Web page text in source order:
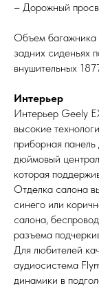
– Дорожный
Объем багажника
задних сиденьях
внушительных
Интерьер
Интерьер Geely
высокие
приборная
дюймовый
которая
Отделка салона
синего или
салона,
разъема
Для любителей
аудиосистема
динамики в